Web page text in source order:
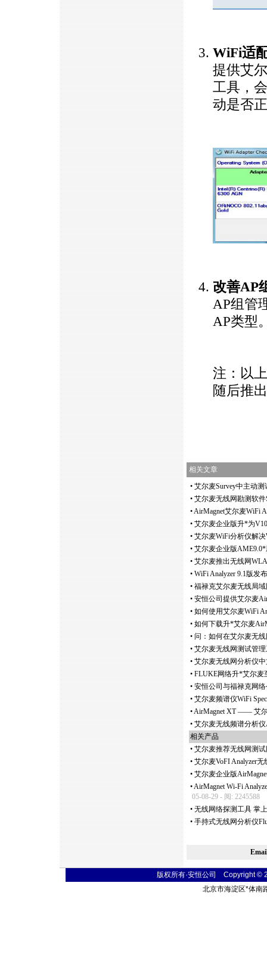
WiFi适
提供艾
工具，
动是否
改善AP
AP组管
AP类型
注：以
随后推
相关文章
• 艾尔麦Survey中主动
• 艾尔麦无线网勘测软件
•AirMagnet艾尔麦WiFi
• 艾尔麦企业版升*为
• 艾尔麦WiFi分析仪解
• 艾尔麦企业版AME9.0*
• 艾尔麦推出无线网
• WiFi Analyzer 9.1版发
• 福禄克艾尔麦无线局域
• 安恒公司提供艾尔麦
• 如何使用艾尔麦WiFi
• 如何下载升*艾尔麦
• 问：如何在艾尔麦无
• 艾尔麦无线网测试管
• 艾尔麦无线网分析仪
• FLUKE网络升*艾尔麦
• 安恒公司与福禄克网
• 艾尔麦频谱仪WiFi
•AirMagnet XT —— 艾
• 艾尔麦无线频谱分析仪
相关产品
• 艾尔麦推荐无线网测
• 艾尔麦VoFI Analyzer
• 艾尔麦企业版
•AirMagnet Wi-Fi
05-08-29 - 阅: 2245588
• 无线网络探测工具 掌
• 手持式无线网分析仪
版权所有·安恒公司 Copyright
北京市海淀区*体南